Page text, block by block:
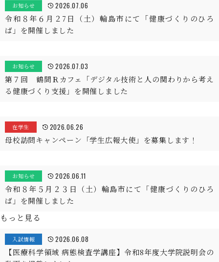
お知らせ 2026.07.06
令和８年６月２7日（土）輪島市にて「健康づくりのひろ
ば」を開催しました
お知らせ 2026.07.03
第７回 鶴間Ｒカフェ「デジタル技術と人の関わりから考え
る健康づくり支援」を開催しました
在学生 2026.06.26
母校訪問キャンペーン「学生広報大使」を募集します！
お知らせ 2026.06.11
令和８年５月２３日（土）輪島市にて「健康づくりのひろ
ば」を開催しました
もっと見る
入試情報 2026.06.08
【医療科学領域 病態検査学講座】令和8年度大学院説明会の